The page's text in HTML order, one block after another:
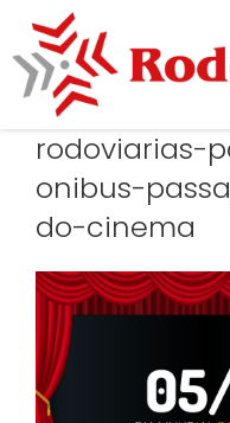
rodoviarias-
onibus-
do-cinema